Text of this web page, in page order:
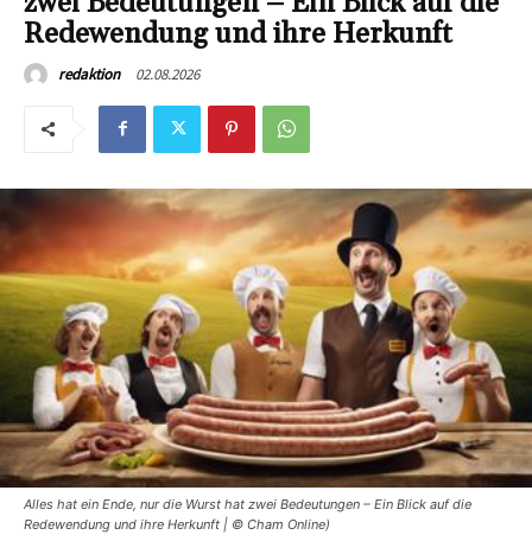
Redewendung und ihre Herkunft
redaktion 02.08.2026
Alles hat ein Ende, nur die Wurst hat zwei Bedeutungen – Ein Blick auf die
Redewendung und ihre Herkunft | © Cham Online)